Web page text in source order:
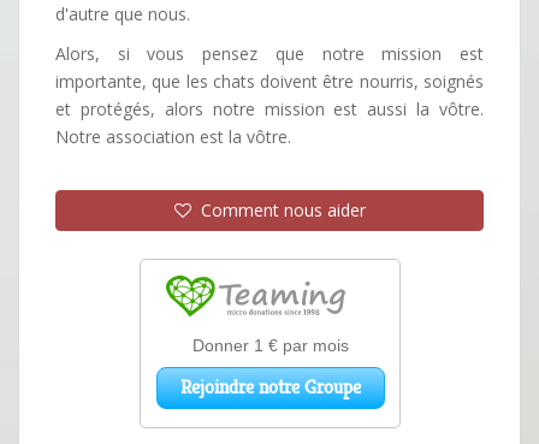
d'autre que nous.
Alors, si vous pensez que notre mission est
importante, que les chats doivent être nourris, soignés
et protégés, alors notre mission est aussi la vôtre.
Notre association est la vôtre.
Comment nous aider